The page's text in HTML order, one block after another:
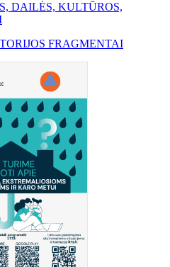
DAILĖS, KULTŪROS,
FRAGMENTAI